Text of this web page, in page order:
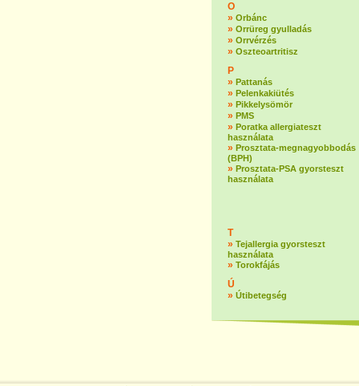
O
» Orbánc
» Orrüreg gyulladás
» Orrvérzés
» Oszteoartritisz
P
» Pattanás
» Pelenkakiütés
» Pikkelysömör
» PMS
» Poratka allergiateszt
használata
» Prosztata-megnagyobbodás
(BPH)
» Prosztata-PSA gyorsteszt
használata
T
» Tejallergia gyorsteszt
használata
» Torokfájás
Ú
» Útibetegség